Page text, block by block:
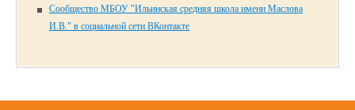
Сообщество МБОУ "Ильинская средняя школа имени Маслова
И.В." в социальной сети ВКонтакте